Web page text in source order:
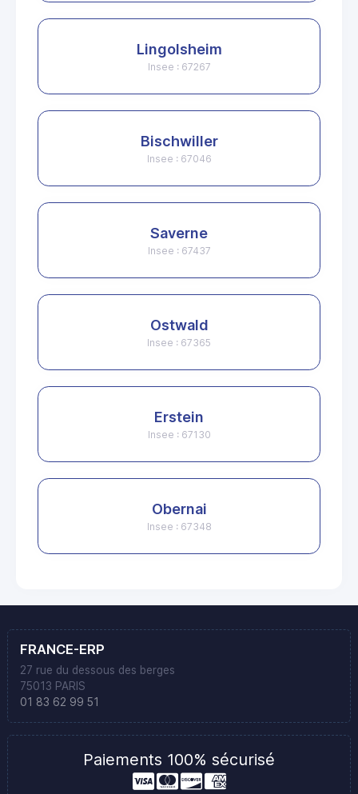
Lingolsheim
Insee : 67267
Bischwiller
Insee : 67046
Saverne
Insee : 67437
Ostwald
Insee : 67365
Erstein
Insee : 67130
Obernai
Insee : 67348
FRANCE-ERP
27 rue du dessous des berges
75013 PARIS
01 83 62 99 51
Paiements 100% sécurisé